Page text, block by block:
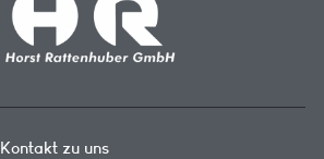
Kontakt zu uns